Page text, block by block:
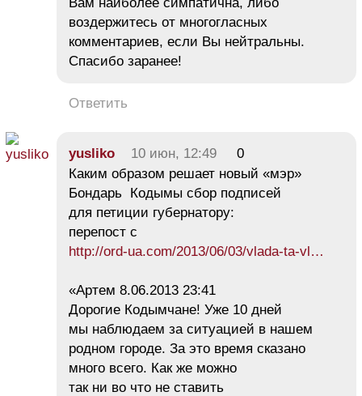
воздержитесь от многогласных
комментариев, если Вы нейтральны.
Спасибо заранее!
Ответить
yusliko 10 июн, 12:49
0
Каким образом решает новый «мэр»
Бондарь Кодымы сбор подписей
для петиции губернатору:
перепост с
http://ord-ua.com/2013/06/03/vlada-ta-vl…
«Артем 8.06.2013 23:41
Дорогие Кодымчане! Уже 10 дней
мы наблюдаем за ситуацией в нашем
родном городе. За это время сказано
много всего. Как же можно
так ни во что не ставить